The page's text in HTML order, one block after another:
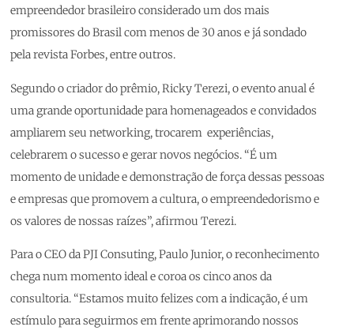
empreendedor brasileiro considerado um dos mais
promissores do Brasil com menos de 30 anos e já sondado
pela revista Forbes, entre outros.
Segundo o criador do prêmio, Ricky Terezi, o evento anual é
uma grande oportunidade para homenageados e convidados
ampliarem seu networking, trocarem experiências,
celebrarem o sucesso e gerar novos negócios. “É um
momento de unidade e demonstração de força dessas pessoas
e empresas que promovem a cultura, o empreendedorismo e
os valores de nossas raízes”, afirmou Terezi.
Para o CEO da PJI Consuting, Paulo Junior, o reconhecimento
chega num momento ideal e coroa os cinco anos da
consultoria. “Estamos muito felizes com a indicação, é um
estímulo para seguirmos em frente aprimorando nossos